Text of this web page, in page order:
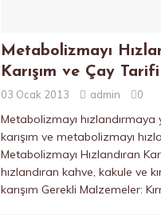
Metabolizmayı
Karışım ve Çay Tarifi
03 Ocak 2013 admin 0
Metabolizmayı hızlandırmaya
karışım ve metabolizmayı
Metabolizmayı Hızlandıran
hızlandıran kahve, kakule ve
karışım Gerekli Malzemeler: